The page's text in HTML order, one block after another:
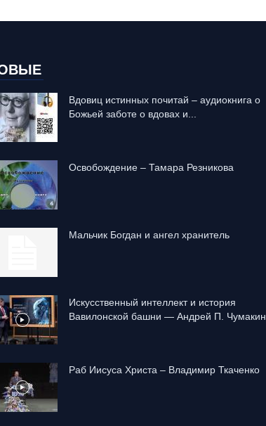
Вдовиц истинных почитай – аудиокнига о
Божьей заботе о вдовах и...
Освобождение – Тамара Резникова
Mальчик Богдан и ангел хранитель
Искусственный интеллект и история
Вавилонской башни — Андрей П. Чумакин
Раб Иисуса Христа – Владимир Ткаченко